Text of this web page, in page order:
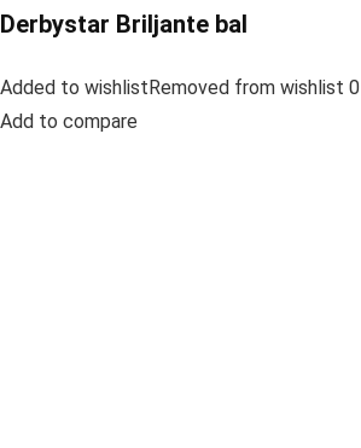
Derbystar Briljante bal
Added to wishlistRemoved from wishlist 0
Add to compare